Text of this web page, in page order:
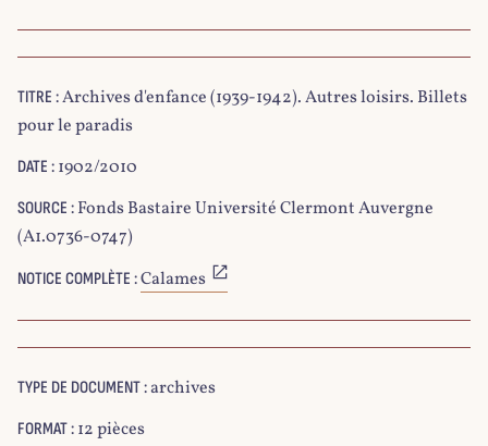
TITRE :Archives d'enfance (1939-1942). Autres loisirs. Billets
pour le paradis
DATE : 1902/2010
SOURCE : Fonds Bastaire Université Clermont Auvergne
(A1.0736-0747)
NOTICE COMPLÈTE :Calames
TYPE DE DOCUMENT :archives
FORMAT : 12 pièces